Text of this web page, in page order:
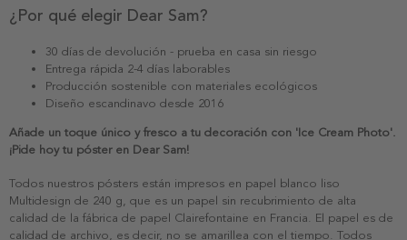
¿Por qué elegir Dear Sam?
30 días de devolución - prueba en casa sin riesgo
Entrega rápida 2-4 días laborables
Producción sostenible con materiales ecológicos
Diseño escandinavo desde 2016
Añade un toque único y fresco a tu decoración con 'Ice Cream Photo'.
¡Pide hoy tu póster en Dear Sam!
Todos nuestros pósters están impresos en papel blanco liso
Multidesign de 240 g, que es un papel sin recubrimiento de alta
calidad de la fábrica de papel Clairefontaine en Francia. El papel es de
calidad de archivo, es decir, no se amarillea con el tiempo. Todos